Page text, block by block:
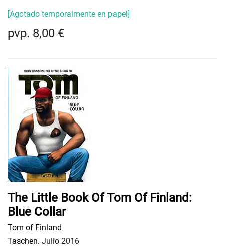
[Agotado temporalmente en papel]
pvp. 8,00 €
The Little Book Of Tom Of Finland:
Blue Collar
Tom of Finland
Taschen. Julio 2016